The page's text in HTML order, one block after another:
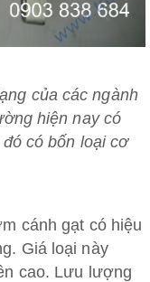
của các ngành
hiện nay có
có bốn loại cơ
cánh gạt có hiệu
Giá loại này
cao. Lưu lượng